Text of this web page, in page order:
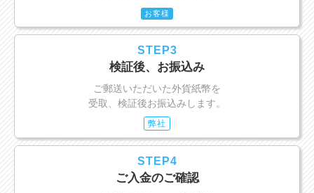
お客様
STEP3
検証後、お振込み
ご郵送いただいた外貨紙幣を
受取、検証後お振込みします。
弊社
STEP4
ご入金のご確認